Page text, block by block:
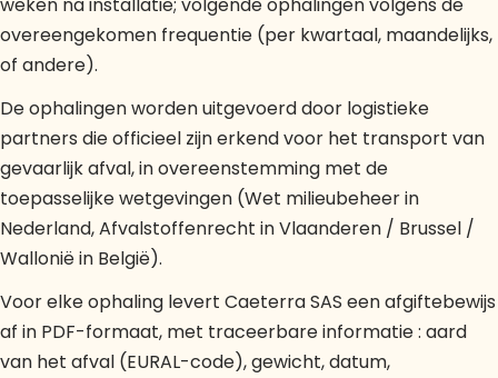
overeengekomen frequentie (per kwartaal, maandelijks,
of andere).
De ophalingen worden uitgevoerd door logistieke
partners die officieel zijn erkend voor het transport van
gevaarlijk afval, in overeenstemming met de
toepasselijke wetgevingen (Wet milieubeheer in
Nederland, Afvalstoffenrecht in Vlaanderen / Brussel /
Wallonië in België).
Voor elke ophaling levert Caeterra SAS een afgiftebewijs
af in PDF-formaat, met traceerbare informatie : aard
van het afval (EURAL-code), gewicht, datum,